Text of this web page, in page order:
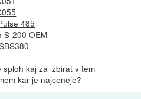
485
S-200 OEM
kaj za izbirat v tem
kar je najceneje?